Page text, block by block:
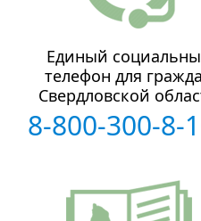
Единый
телефон для
Свердловской
8-800-300-8-